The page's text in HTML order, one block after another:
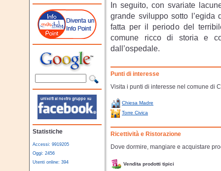
Statistiche
Accessi: 9919205
Oggi: 2456
Utenti online: 394
In seguito, con svariate
grande sviluppo sotto
fatta per il periodo del
comune ricco di storia e
dall’ospedale.
Punti di interesse
Visita i punti di interesse nel comune di
Chiesa Madre
Torre Civica
Ricettività e Ristorazione
Dove dormire, mangiare e acquistare
Vendita prodotti tipici